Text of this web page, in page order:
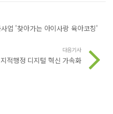
업 '찾아가는 아이사랑 육아코칭'
다음기사
적행정 디지털 혁신 가속화